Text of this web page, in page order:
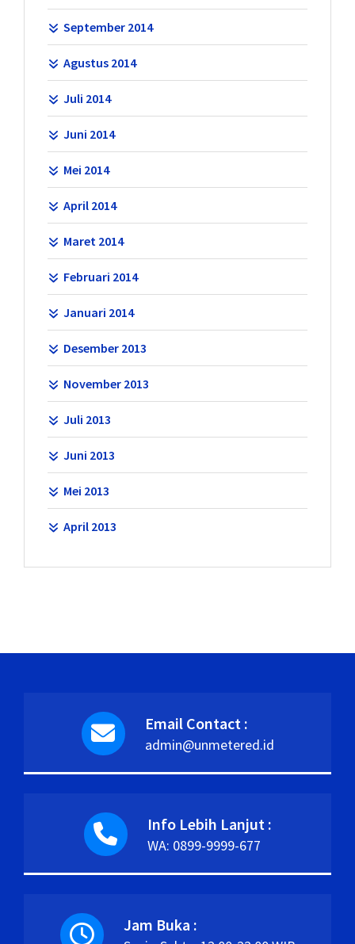
September 2014
Agustus 2014
Juli 2014
Juni 2014
Mei 2014
April 2014
Maret 2014
Februari 2014
Januari 2014
Desember 2013
November 2013
Juli 2013
Juni 2013
Mei 2013
April 2013
Email Contact :
admin@unmetered.id
Info Lebih Lanjut :
WA: 0899-9999-677
Jam Buka :